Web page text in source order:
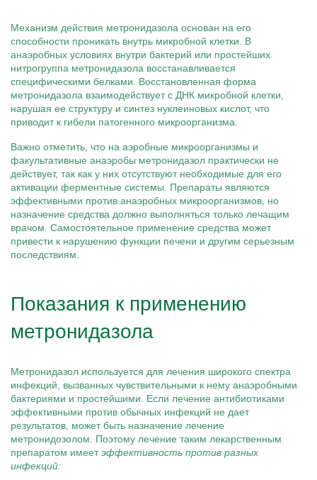
Механизм действия метронидазола основан на его
способности проникать внутрь микробной клетки. В
анаэробных условиях внутри бактерий или простейших
нитрогруппа метронидазола восстанавливается
специфическими белками. Восстановленная форма
метронидазола взаимодействует с ДНК микробной клетки,
нарушая ее структуру и синтез нуклеиновых кислот, что
приводит к гибели патогенного микроорганизма.
Важно отметить, что на аэробные микроорганизмы и
факультативные анаэробы метронидазол практически не
действует, так как у них отсутствуют необходимые для его
активации ферментные системы. Препараты являются
эффективными против анаэробных микроорганизмов, но
назначение средства должно выполняться только лечащим
врачом. Самостоятельное применение средства может
привести к нарушению функции печени и другим серьезным
последствиям.
Показания к применению
метронидазола
Метронидазол используется для лечения широкого спектра
инфекций, вызванных чувствительными к нему анаэробными
бактериями и простейшими. Если лечение антибиотиками
эффективными против обычных инфекций не дает
результатов, может быть назначение лечение
метронидозолом. Поэтому лечение таким лекарственным
препаратом имеетэффективность против разных
инфекций: